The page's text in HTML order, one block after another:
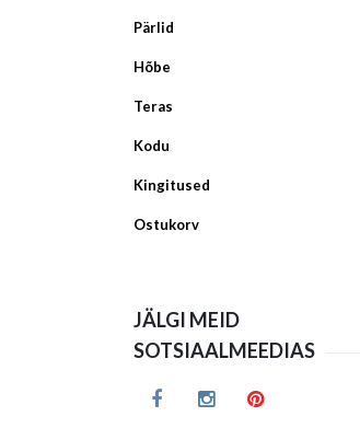
Pärlid
Hõbe
Teras
Kodu
Kingitused
Ostukorv
JÄLGI MEID
SOTSIAALMEEDIAS